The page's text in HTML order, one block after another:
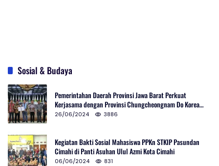
Sosial & Budaya
Pemerintahan Daerah Provinsi Jawa Barat Perkuat
Kerjasama dengan Provinsi Chungcheongnam Do Korea
Selatan
26/06/2024 3886
Kegiatan Bakti Sosial Mahasiswa PPKn STKIP Pasundan
Cimahi di Panti Asuhan Ulul Azmi Kota Cimahi
06/06/2024 831